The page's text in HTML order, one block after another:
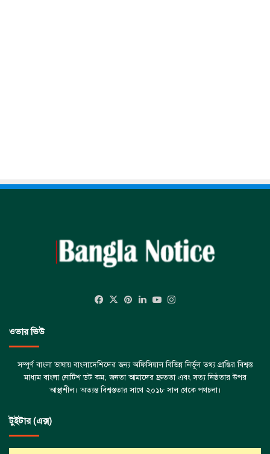
Facebook
X Pinterest
LinkedInYouTube
ওভার ভিউ
সম্পূর্ণ বাংলা ভাষায় বাংলাদেশিদের জন্য অফিসিয়াল বিভিন্ন নির্ভূল তথ্য প্রাপ্তির বিশ্বস্ত
মাধ্যম বাংলা নোটিশ ডট কম; জনতা আমাদের দ্রুততা এবং সত্য নিষ্ঠতার উপর
আস্থাশীল। অত্যন্ত বিশ্বস্ততার সাথে ২০১৮ সাল থেকে পথচলা।
টুইটার (এক্স)